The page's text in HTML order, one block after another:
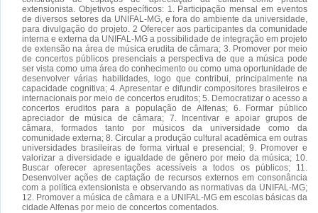
extensionista. Objetivos específicos: 1. Participação mensal em eventos
de diversos setores da UNIFAL-MG, e fora do ambiente da universidade,
para divulgação do projeto. 2 Oferecer aos participantes da comunidade
interna e externa da UNIFAL-MG a possibilidade de integração em projeto
de extensão na área de música erudita de câmara; 3. Promover por meio
de concertos públicos presenciais a perspectiva de que a música pode
ser vista como uma área do conhecimento ou como uma oportunidade de
desenvolver várias habilidades, logo que contribui, principalmente na
capacidade cognitiva; 4. Apresentar e difundir compositores brasileiros e
internacionais por meio de concertos eruditos; 5. Democratizar o acesso a
concertos eruditos para a população de Alfenas; 6. Formar público
apreciador de música de câmara; 7. Incentivar e apoiar grupos de
câmara, formados tanto por músicos da universidade como da
comunidade externa; 8. Circular a produção cultural acadêmica em outras
universidades brasileiras de forma virtual e presencial; 9. Promover e
valorizar a diversidade e igualdade de gênero por meio da música; 10.
Buscar oferecer apresentações acessíveis a todos os públicos; 11.
Desenvolver ações de captação de recursos externos em consonância
com a política extensionista e observando as normativas da UNIFAL-MG;
12. Promover a música de câmara e a UNIFAL-MG em escolas básicas da
cidade Alfenas por meio de concertos comentados.